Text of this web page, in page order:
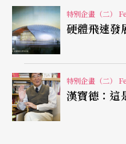
於鋼琴的偏愛，演奏需
組成，可說是他改革最
品之一。一九八○年代
dfrey Reggio）合作的
《迷惑生活》、《戰爭
及包括馬友友大提琴在
特別企畫（二）
特別企畫（二）
漢寶德：這